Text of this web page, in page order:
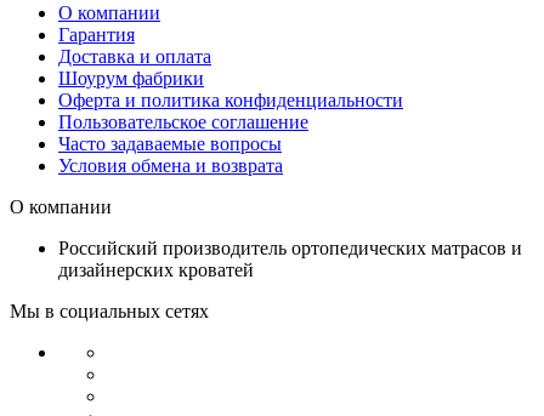
О компании
Гарантия
Доставка и оплата
Шоурум фабрики
Оферта и политика конфиденциальности
Пользовательское соглашение
Часто задаваемые вопросы
Условия обмена и возврата
О компании
Российский производитель ортопедических матрасов и
дизайнерских кроватей
Мы в социальных сетях